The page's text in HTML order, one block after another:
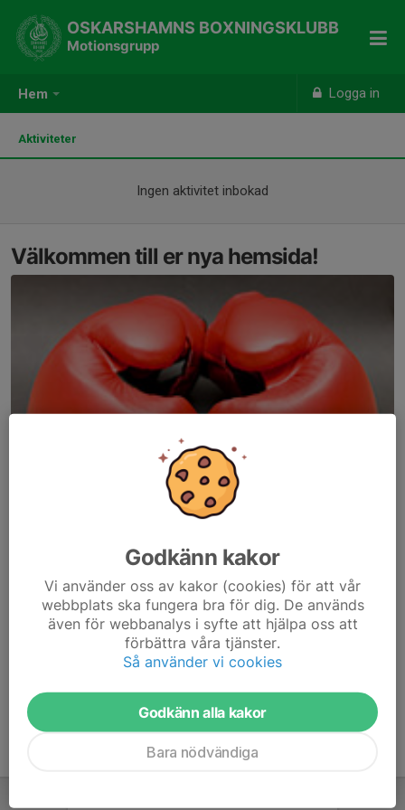
Hem Logga in
OSKARSHAMNS BOXNINGSKLUBB
Motionsgrupp
Aktiviteter
Ingen aktivitet inbokad
Välkommen till er nya hemsida!
Här hamnar automatiskt de senaste nyheterna på hemsidan. För
att kunna börja administrera hemsidan loggar du in högst upp till
höger.
Godkänn kakor
Vi använder oss av kakor (cookies) för att vår
webbplats ska fungera bra för dig. De används
även för webbanalys i syfte att hjälpa oss att
förbättra våra tjänster.
Så använder vi cookies
Godkänn alla kakor
Bara nödvändiga